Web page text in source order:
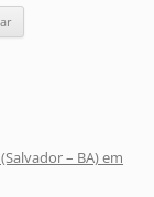
– BA) em